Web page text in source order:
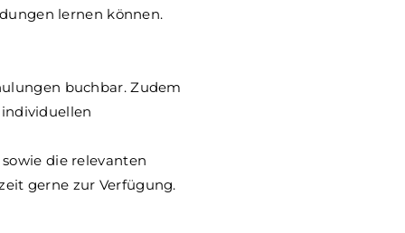
lernen können.
buchbar. Zudem
die relevanten
gerne zur Verfügung.